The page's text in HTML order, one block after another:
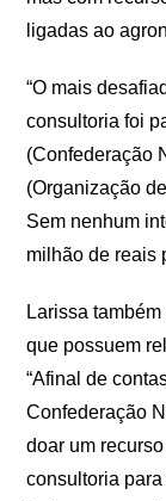
ligadas ao
“O mais
consultoria foi
(Confederação
(Organização
Sem nenhum
milhão de reais
Larissa
que possuem
“Afinal de
Confederação
doar um
consultoria